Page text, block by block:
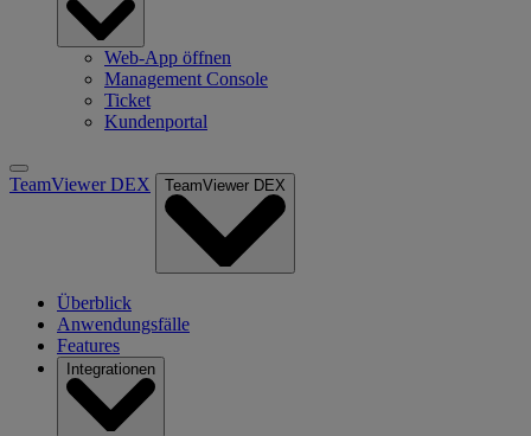
Web-App öffnen
Management Console
Ticket
Kundenportal
TeamViewer DEX TeamViewer DEX
Überblick
Anwendungsfälle
Features
Integrationen